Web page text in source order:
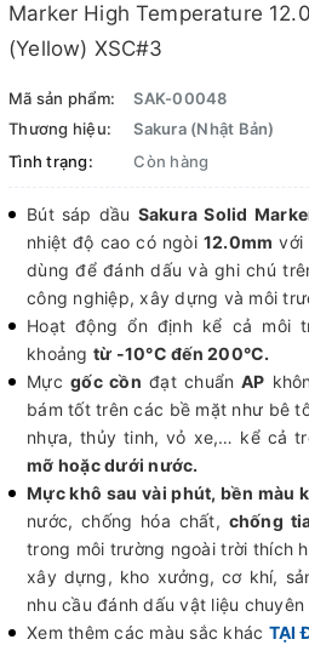
Marker High Temperature
(Yellow) XSC#3
Mã sản phẩm:
SAK-00048
Thương hiệu:
Sakura (Nhật Bản)
Tình trạng:
Còn hàng
Bút sáp dầu Sakura Solid
nhiệt độ cao có ngòi 12.0mm với
dùng để đánh dấu và ghi chú
công nghiệp, xây dựng và môi
Hoạt động ổn định kể cả môi
khoảng từ -10°C đến 200°C.
Mựcgốc cồn đạt chuẩn AP
bám tốt trên các bề mặt như bê
nhựa, thủy tinh, vỏ xe,… kể cả
mỡ hoặc dưới nước.
Mực khô sau vài phút, bền màu
nước, chống hóa chất, chống
trong môi trường ngoài trời thích
xây dựng, kho xưởng, cơ khí,
nhu cầu đánh dấu vật liệu chuyên
Xem thêm các màu sắc khác TẠI